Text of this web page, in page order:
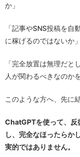
か」
「記事やSNS投稿を
に稼げるのではないか」
「完全放置は無理だと
人が関わるべきなのか
このような方へ、先に
ChatGPTを使って、反
し、完全なほったらか
実的ではありません。